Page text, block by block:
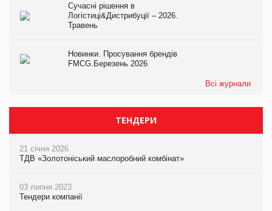
Сучасні рішення в
Логістиці&Дистрибуції – 2026.
Травень
Новинки. Просування брендів
FMCG.Березень 2026
Всі журнали
ТЕНДЕРИ
21 січня 2026
ТДВ «Золотоніський маслоробний комбінат»
03 липня 2023
Тендери компанії